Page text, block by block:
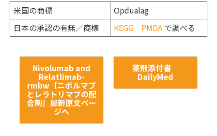
米国の商標
Opdualag
日本の承認の有無／商標
KEGG PMDA で調べる
Nivolumab and
Relatlimab-
rmbw［ニボルマブ
とレラトリマブの配
合剤］最新原文ペー
ジへ
薬剤添付書
DailyMed